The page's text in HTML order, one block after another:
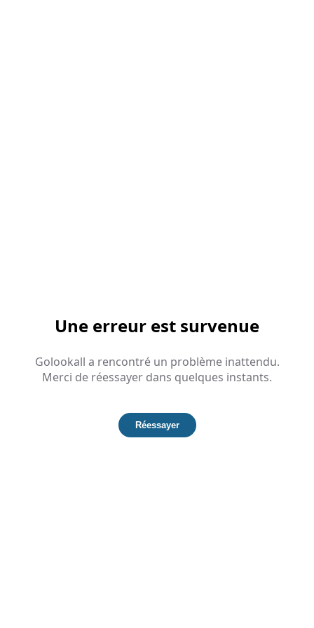
Une erreur est survenue
Golookall a rencontré un problème inattendu.
Merci de réessayer dans quelques instants.
Réessayer